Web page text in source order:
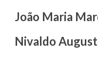
João Maria
Nivaldo